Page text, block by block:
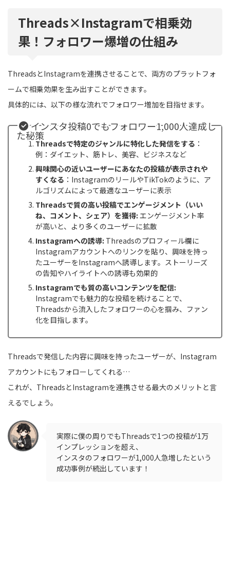
Threads×Instagramで相乗効
果！フォロワー爆増の仕組み
ThreadsとInstagramを連携させることで、両方のプラットフォ
ームで相乗効果を生み出すことができます。
具体的には、以下の様な流れでフォロワー増加を目指せます。
インスタ投稿0でもフォロワー1,000人達成し
た秘策
Threadsで特定のジャンルに特化した発信をする ：
例：ダイエット、筋トレ、美容、ビジネスなど
興味関心の近いユーザーにあなたの投稿が表示されや
すくなる ：InstagramのリールやTikTokのように、ア
ルゴリズムによって最適なユーザーに表示
Threadsで質の高い投稿でエンゲージメント（いい
ね、コメント、シェア）を獲得: エンゲージメント率
が高いと、より多くのユーザーに拡散
Instagramへの誘導: Threadsのプロフィール欄に
Instagramアカウントへのリンクを貼り、興味を持っ
たユーザーをInstagramへ誘導します。ストーリーズ
の告知やハイライトへの誘導も効果的
Instagramでも質の高いコンテンツを配信:
Instagramでも魅力的な投稿を続けることで、
Threadsから流入したフォロワーの心を掴み、ファン
化を目指します。
Threadsで発信した内容に興味を持ったユーザーが、Instagram
アカウントにもフォローしてくれる…
これが、ThreadsとInstagramを連携させる最大のメリットと言
えるでしょう。
実際に僕の周りでもThreadsで1つの投稿が1万
インプレッションを超え、
インスタのフォロワーが1,000人急増したという
成功事例が続出しています！